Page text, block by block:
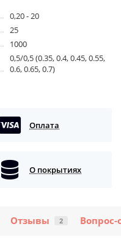
0,20 - 20
25
1000
0,5/0,5 (0.35, 0.4, 0.45, 0.55,
0.6, 0.65, 0.7)
Оплата
О покрытиях
Отзывы 2 Вопрос-